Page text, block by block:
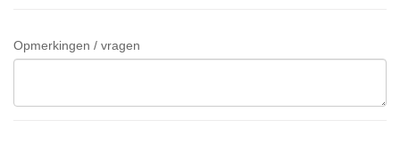
Opmerkingen / vragen